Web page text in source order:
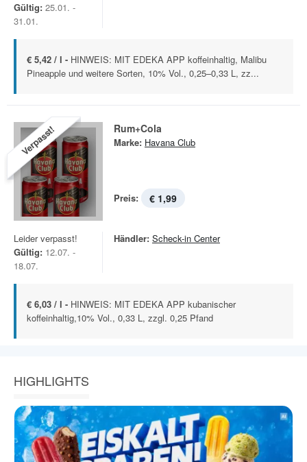
Gültig: 25.01. -
31.01.
€ 5,42 / l - HINWEIS: MIT EDEKA APP koffeinhaltig, Malibu
Pineapple und weitere Sorten, 10% Vol., 0,25–0,33 L, zz...
Verpasst! Rum+Cola
Marke: Havana Club
Preis: € 1,99
Leider verpasst!
Gültig: 12.07. -
18.07.
Händler: Scheck-in Center
€ 6,03 / l - HINWEIS: MIT EDEKA APP kubanischer
koffeinhaltig,10% Vol., 0,33 L, zzgl. 0,25 Pfand
HIGHLIGHTS